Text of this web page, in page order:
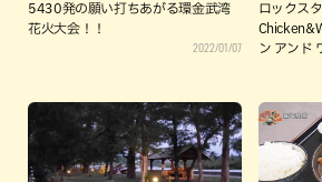
5430発の願い打ちあがる環金武湾
花火大会！！
2022/01/07
ロックス
ン アンド